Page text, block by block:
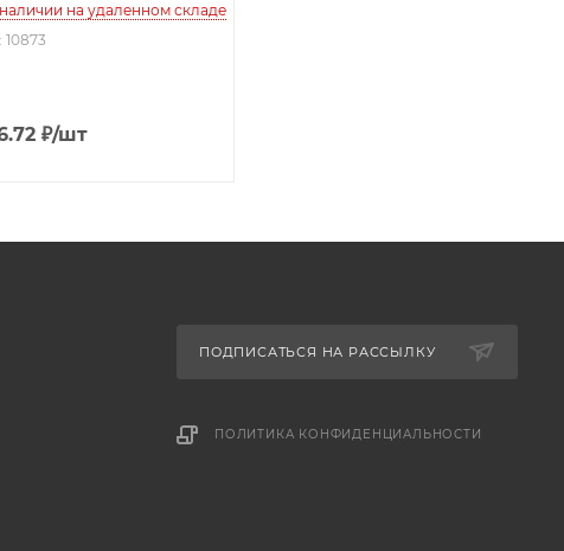
на удаленном складе
10873
₽/шт
ПОДПИСАТЬСЯ НА РАССЫЛКУ
ПОЛИТИКА КОНФИДЕНЦИАЛЬНОСТИ